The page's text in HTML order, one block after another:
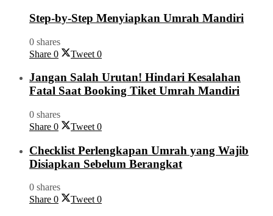
Step-by-Step Menyiapkan Umrah Mandiri
0 shares
Share 0 Tweet 0
Jangan Salah Urutan! Hindari Kesalahan
Fatal Saat Booking Tiket Umrah Mandiri
0 shares
Share 0 Tweet 0
Checklist Perlengkapan Umrah yang Wajib
Disiapkan Sebelum Berangkat
0 shares
Share 0 Tweet 0